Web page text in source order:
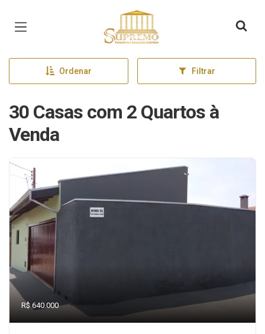
Página inicial
Ordenar Filtrar
30 Casas com 2 Quartos à
Venda
R$ 640.000